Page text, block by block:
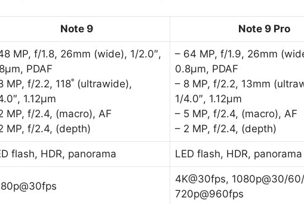
Note 9 Note 9 Pro
MP, f/1.8, 26mm (wide), 1/2.0″,
PDAF
MP, f/2.2, 118˚ (ultrawide),
1.12µm
MP, f/2.4, (macro), AF
MP, f/2.4, (depth)
– 64 MP, f/1.9, 26mm
0.8µm, PDAF
– 8 MP, f/2.2, 13mm
1/4.0″, 1.12µm
– 5 MP, f/2.4, (macro), AF
– 2 MP, f/2.4, (depth)
flash, HDR, panorama LED flash, HDR, panorama
4K@30fps, 1080p@30/
720p@960fps